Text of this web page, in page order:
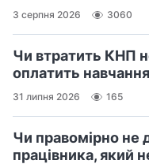
3 серпня 2026 3060
Чи втратить КНП
оплатить
31 липня 2026 165
Чи правомірно не
працівника, який